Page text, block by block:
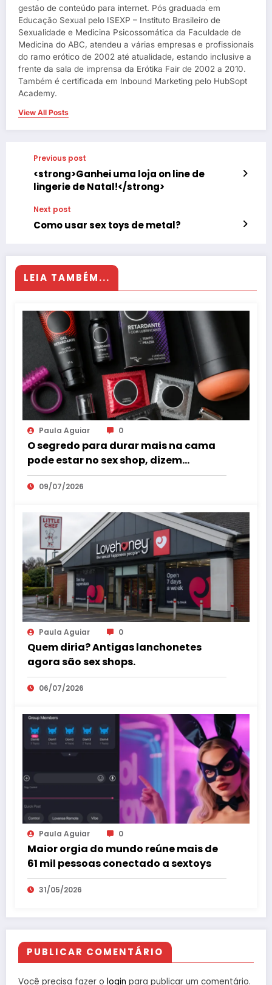
gestão de conteúdo para internet. Pós graduada em
Educação Sexual pelo ISEXP – Instituto Brasileiro de
Sexualidade e Medicina Psicossomática da Faculdade de
Medicina do ABC, atendeu a várias empresas e profissionais
do ramo erótico de 2002 até atualidade, estando inclusive a
frente da sala de imprensa da Erótika Fair de 2002 a 2010.
Também é certificada em Inbound Marketing pelo HubSopt
Academy.
View All Posts
Previous post
<strong>Ganhei uma loja on line de
lingerie de Natal!</strong>
Next post
Como usar sex toys de metal?
LEIA TAMBÉM...
Paula Aguiar 0
O segredo para durar mais na cama
pode estar no sex shop, dizem
especialistas em saúde sexual
09/07/2026
Paula Aguiar 0
Quem diria? Antigas lanchonetes
agora são sex shops.
06/07/2026
Paula Aguiar 0
Maior orgia do mundo reúne mais de
61 mil pessoas conectado a sextoys
31/05/2026
PUBLICAR COMENTÁRIO
Você precisa fazer o login para publicar um comentário.